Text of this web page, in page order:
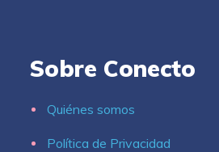
Sobre Conecto
Quiénes somos
Política de Privacidad